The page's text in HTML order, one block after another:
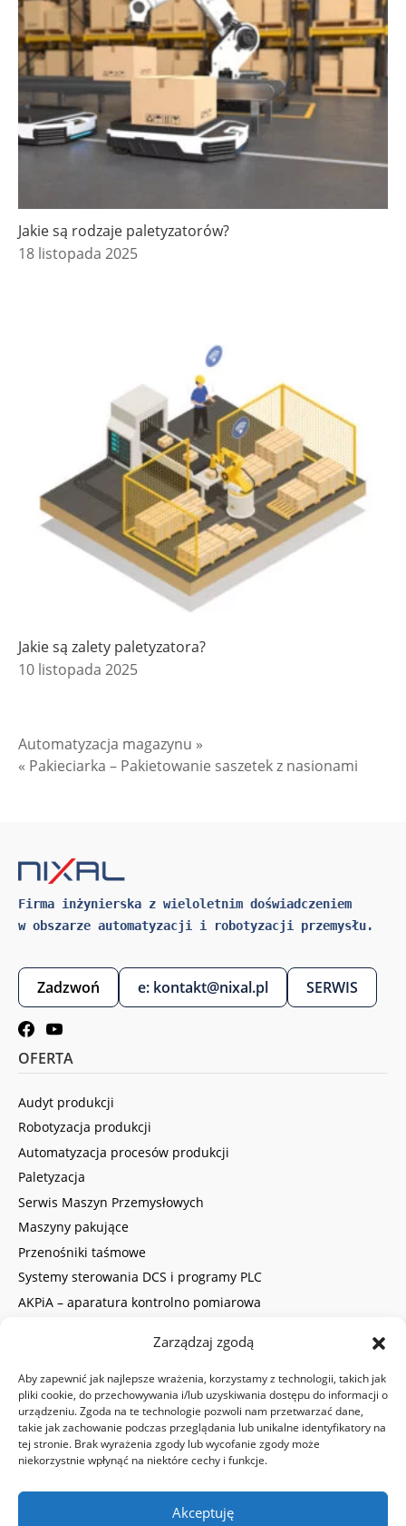
Zarządzaj zgodą
Aby zapewnić jak najlepsze wrażenia, korzystamy z technologii, takich jak
pliki cookie, do przechowywania i/lub uzyskiwania dostępu do informacji o
urządzeniu. Zgoda na te technologie pozwoli nam przetwarzać dane,
takie jak zachowanie podczas przeglądania lub unikalne identyfikatory na
tej stronie. Brak wyrażenia zgody lub wycofanie zgody może
niekorzystnie wpłynąć na niektóre cechy i funkcje.
Akceptuję
Jakie są rodzaje paletyzatorów?
18 listopada 2025
Jakie są zalety paletyzatora?
10 listopada 2025
Automatyzacja magazynu »
« Pakieciarka – Pakietowanie saszetek z nasionami
Firma inżynierska z wieloletnim doświadczeniem
w obszarze automatyzacji i robotyzacji przemysłu.
Zadzwoń e: kontakt@nixal.pl SERWIS
OFERTA
Audyt produkcji
Robotyzacja produkcji
Automatyzacja procesów produkcji
Paletyzacja
Serwis Maszyn Przemysłowych
Maszyny pakujące
Przenośniki taśmowe
Systemy sterowania DCS i programy PLC
AKPiA – aparatura kontrolno pomiarowa
ELASTYCZNY INŻYNIERING
Automatyka przemysłowa firmy
Robotyka przemysłowa